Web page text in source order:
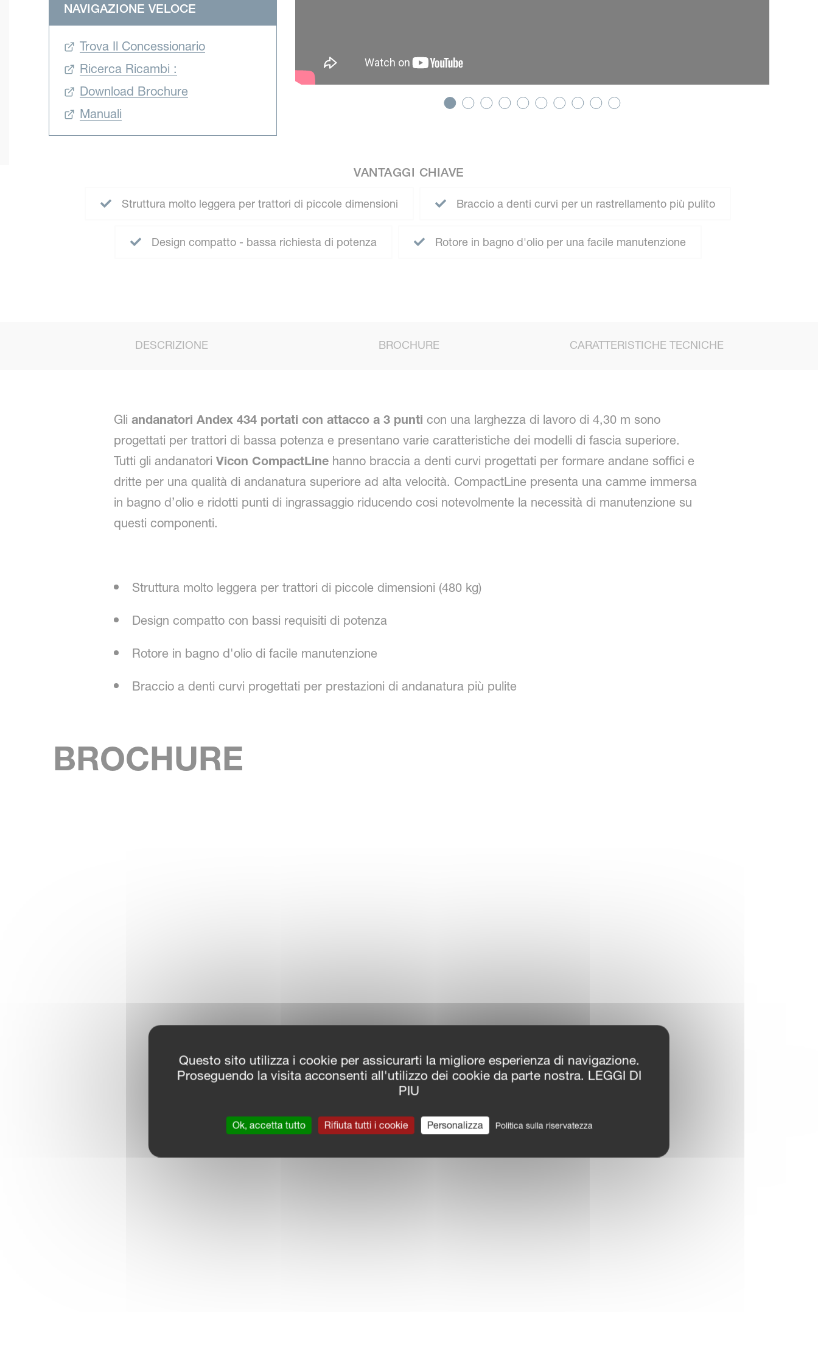
NAVIGAZIONE VELOCE
Trova Il Concessionario
Ricerca Ricambi :
Download Brochure
Manuali
VANTAGGI CHIAVE
Struttura molto leggera per trattori di piccole dimensioni Braccio a denti curvi per un rastrellamento più pulito
Design compatto - bassa richiesta di potenza Rotore in bagno d'olio per una facile manutenzione
DESCRIZIONE BROCHURE CARATTERISTICHE TECNICHE
Gli andanatori Andex 434 portati con attacco a 3 punti con una larghezza di lavoro di 4,30 m sono
progettati per trattori di bassa potenza e presentano varie caratteristiche dei modelli di fascia superiore.
Tutti gli andanatori Vicon CompactLinehanno braccia a denti curvi progettati per formare andane soffici e
dritte per una qualità di andanatura superiore ad alta velocità. CompactLine presenta una camme immersa
in bagno d’olio e ridotti punti di ingrassaggio riducendo cosi notevolmente la necessità di manutenzione su
questi componenti.
Struttura molto leggera per trattori di piccole dimensioni (480 kg)
Design compatto con bassi requisiti di potenza
Rotore in bagno d'olio di facile manutenzione
Braccio a denti curvi progettati per prestazioni di andanatura più pulite
BROCHURE
SKIP BROCHURE
Questo sito utilizza i cookie per assicurarti la migliore esperienza di navigazione.
Proseguendo la visita acconsenti all'utilizzo dei cookie da parte nostra. LEGGI DI
PIU
Ok, accetta tutto Rifiuta tutti i cookie Personalizza Politica sulla riservatezza